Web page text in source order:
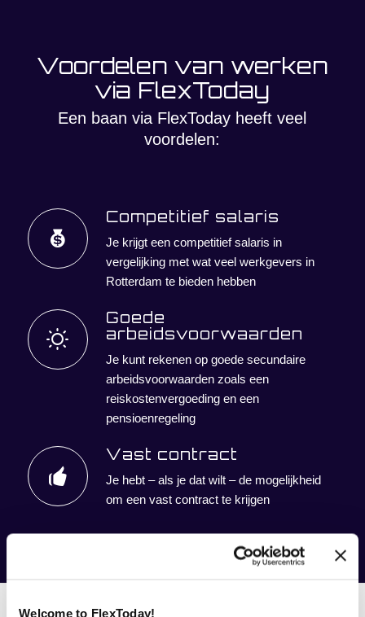
Welcome to FlexToday!
Voordelen van werken
via FlexToday
Een baan via FlexToday heeft veel
voordelen:
Competitief salaris
Je krijgt een competitief salaris in
vergelijking met wat veel werkgevers in
Rotterdam te bieden hebben
Goede
arbeidsvoorwaarden
Je kunt rekenen op goede secundaire
arbeidsvoorwaarden zoals een
reiskostenvergoeding en een
pensioenregeling
Vast contract
Je hebt – als je dat wilt – de mogelijkheid
om een vast contract te krijgen
Schroom Niet om